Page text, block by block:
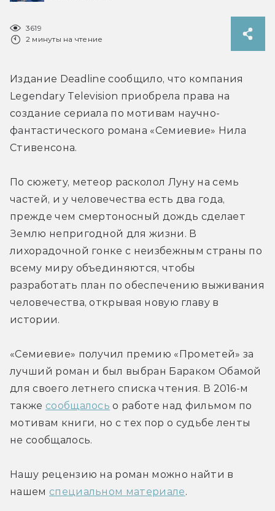
3619
2 минуты на чтение
Legendary Television приобрела права на
создание сериала по мотивам научно-
фантастического романа «Семиевие» Нила
Стивенсона.
По сюжету, метеор расколол Луну на семь
частей, и у человечества есть два года,
прежде чем смертоносный дождь сделает
Землю непригодной для жизни. В
лихорадочной гонке с неизбежным страны по
всему миру объединяются, чтобы
разработать план по обеспечению выживания
человечества, открывая новую главу в
истории.
«Семиевие» получил премию «Прометей» за
лучший роман и был выбран Бараком Обамой
для своего летнего списка чтения. В 2016-м
также сообщалось о работе над фильмом по
мотивам книги, но с тех пор о судьбе ленты
не сообщалось.
Нашу рецензию на роман можно найти в
нашем специальном материале.